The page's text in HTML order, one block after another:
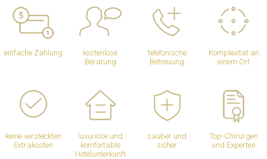
einfache Zahlung
kostenlose
Beratung
telefonische
Betreuung
Komplexität an
einem Ort
keine versteckten
Extrakosten
luxuriöse und
komfortable
Hotelunterkunft
sauber und
sicher
Top-Chirurgen
und Experten